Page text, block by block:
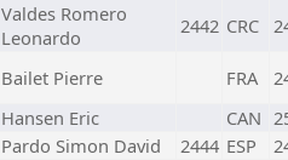
Valdes Romero
Leonardo
2442 CRC
Bailet Pierre FRA
Hansen Eric CAN
Pardo Simon David 2444 ESP